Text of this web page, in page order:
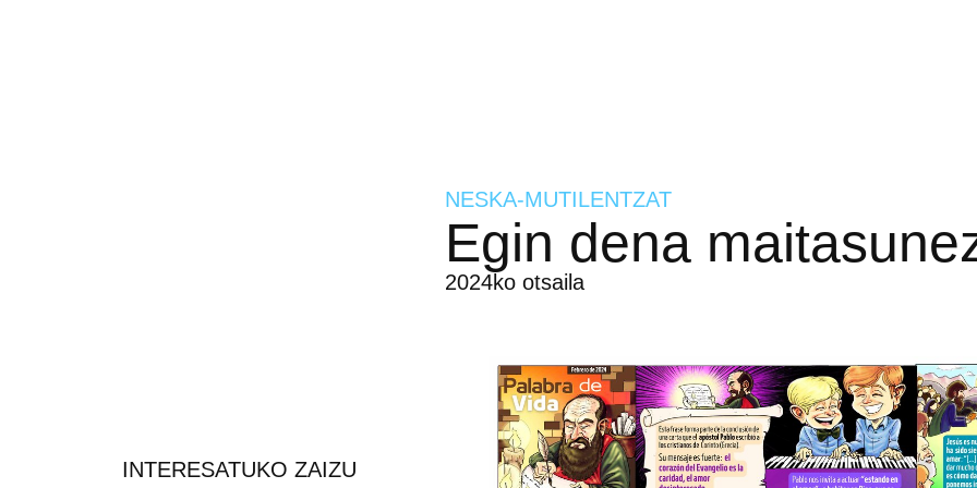
INTERESATUKO ZAIZU
NESKA-MUTILENTZAT
Egin dena
2024ko otsaila